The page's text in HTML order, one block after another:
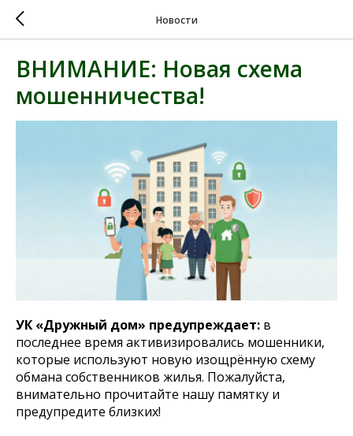
Новости
ВНИМАНИЕ: Новая схема
мошенничества!
УК «Дружный дом» предупреждает: в
последнее время активизировались мошенники,
которые используют новую изощрённую схему
обмана собственников жилья. Пожалуйста,
внимательно прочитайте нашу памятку и
предупредите близких!